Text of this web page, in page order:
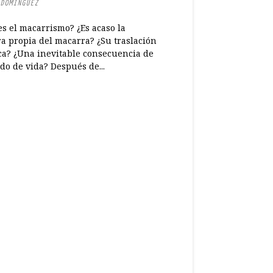
el macarrismo? ¿Es acaso la
propia del maca­rra? ¿Su traslación
¿Una inevitable consecuencia de
de vida? Después de...